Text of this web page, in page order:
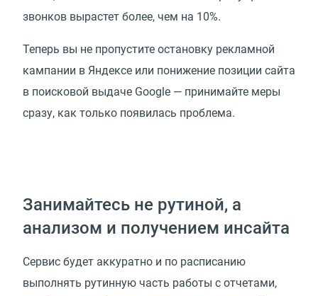
звонков вырастет более, чем на 10%.
Теперь вы не пропустите остановку рекламной
кампании в Яндексе или понижение позиции сайта
в поисковой выдаче Google — принимайте меры
сразу, как только появилась проблема.
Занимайтесь не рутиной, а
анализом и получением инсайта
Сервис будет аккуратно и по расписанию
выполнять рутинную часть работы с отчетами,